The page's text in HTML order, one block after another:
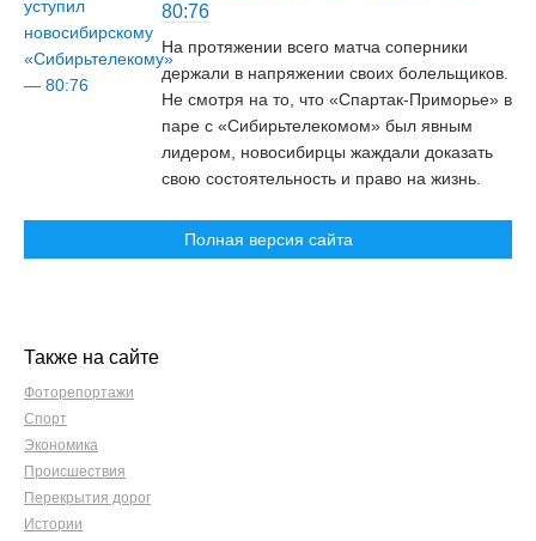
80:76
На протяжении всего матча соперники
держали в напряжении своих болельщиков.
Не смотря на то, что «Спартак-Приморье» в
паре с «Сибирьтелекомом» был явным
лидером, новосибирцы жаждали доказать
свою состоятельность и право на жизнь.
Полная версия сайта
Также на сайте
Фоторепортажи
Спорт
Экономика
Происшествия
Перекрытия дорог
Истории